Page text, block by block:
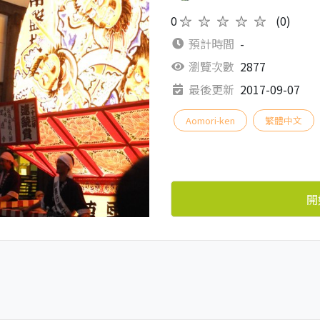
0★★★★★
(0)
預計時間 -
瀏覽次數 2877
最後更新 2017-09-07
Aomori-ken 繁體中文